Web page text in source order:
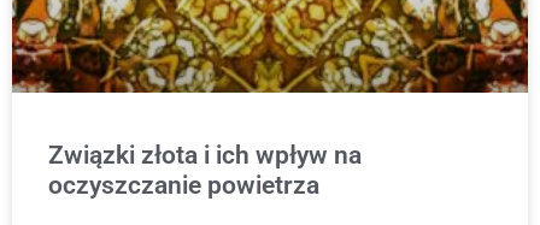
Związki złota i ich wpływ na
oczyszczanie powietrza